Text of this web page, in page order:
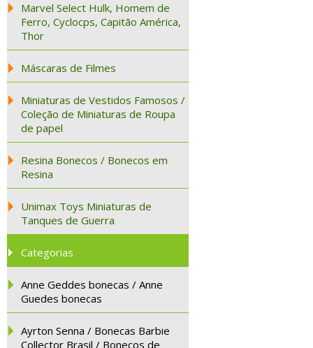
Marvel Select Hulk, Homem de
Ferro, Cyclocps, Capitão América,
Thor
Máscaras de Filmes
Miniaturas de Vestidos Famosos /
Coleção de Miniaturas de Roupa
de papel
Resina Bonecos / Bonecos em
Resina
Unimax Toys Miniaturas de
Tanques de Guerra
Categorias
Anne Geddes bonecas / Anne
Guedes bonecas
Ayrton Senna / Bonecas Barbie
Collector Brasil / Bonecos de